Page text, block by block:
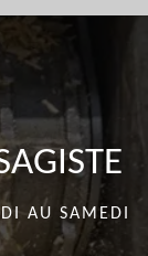
AU SAMEDI